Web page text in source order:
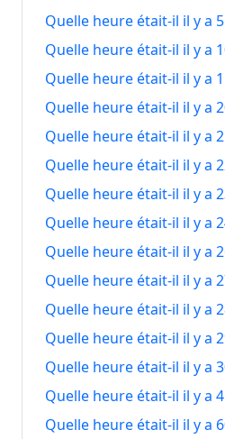
Il y a 19
minutes
3
août
2026
Il y a 20
minutes
août
2026
Il y a 21
3
août
2026
Il y a 22
minutes
3
août
2026
minutes
3
août
2026
3
Quelle heure était-il il y a
Quelle heure était-il il y a
Quelle heure était-il il y a
Quelle heure était-il il y a
Quelle heure était-il il y a
Quelle heure était-il il y a
Quelle heure était-il il y a
Quelle heure était-il il y a
Quelle heure était-il il y a
Quelle heure était-il il y a
Quelle heure était-il il y a
Quelle heure était-il il y a
Quelle heure était-il il y a
Quelle heure était-il il y a
Quelle heure était-il il y a